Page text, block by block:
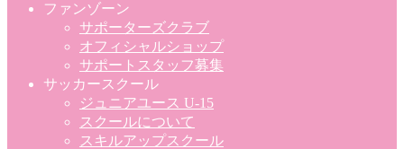
ファンゾーン
サポーターズクラブ
オフィシャルショップ
サポートスタッフ募集
サッカースクール
ジュニアユース U-15
スクールについて
スキルアップスクール